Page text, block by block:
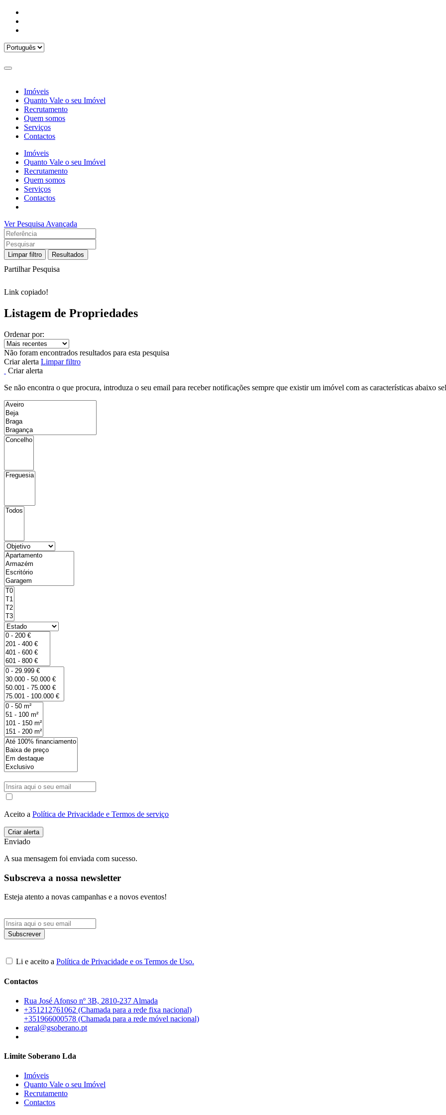
Imóveis
Quanto Vale o seu Imóvel
Recrutamento
Quem somos
Serviços
Contactos
Imóveis
Quanto Vale o seu Imóvel
Recrutamento
Quem somos
Serviços
Contactos
Ver Pesquisa Avançada
Limpar filtro Resultados
Partilhar Pesquisa
Link copiado!
Listagem de Propriedades
Ordenar por:
Não foram encontrados resultados para esta pesquisa
Criar alerta Limpar filtro
Criar alerta
Se não encontra o que procura, introduza o seu email para receber notificações sempre que existir um imóvel com as características abaixo
Aceito a Política de Privacidade e Termos de serviço
Enviado
A sua mensagem foi enviada com sucesso.
Subscreva a nossa newsletter
Esteja atento a novas campanhas e a novos eventos!
Li e aceito a Política de Privacidade e os Termos de Uso.
Contactos
Rua José Afonso nº 3B, 2810-237 Almada
+351212761062 (Chamada para a rede fixa nacional)
+351966000578 (Chamada para a rede móvel nacional)
geral@gsoberano.pt
Limite Soberano Lda
Imóveis
Quanto Vale o seu Imóvel
Recrutamento
Contactos